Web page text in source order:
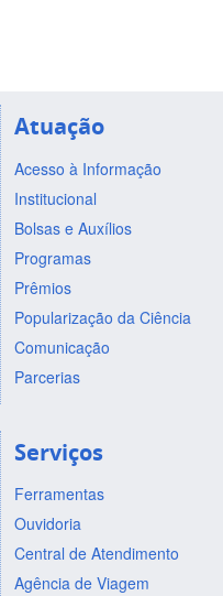
Atuação
Acesso à Informação
Institucional
Bolsas e Auxílios
Programas
Prêmios
Popularização da Ciência
Comunicação
Parcerias
Serviços
Ferramentas
Ouvidoria
Central de Atendimento
Agência de Viagem